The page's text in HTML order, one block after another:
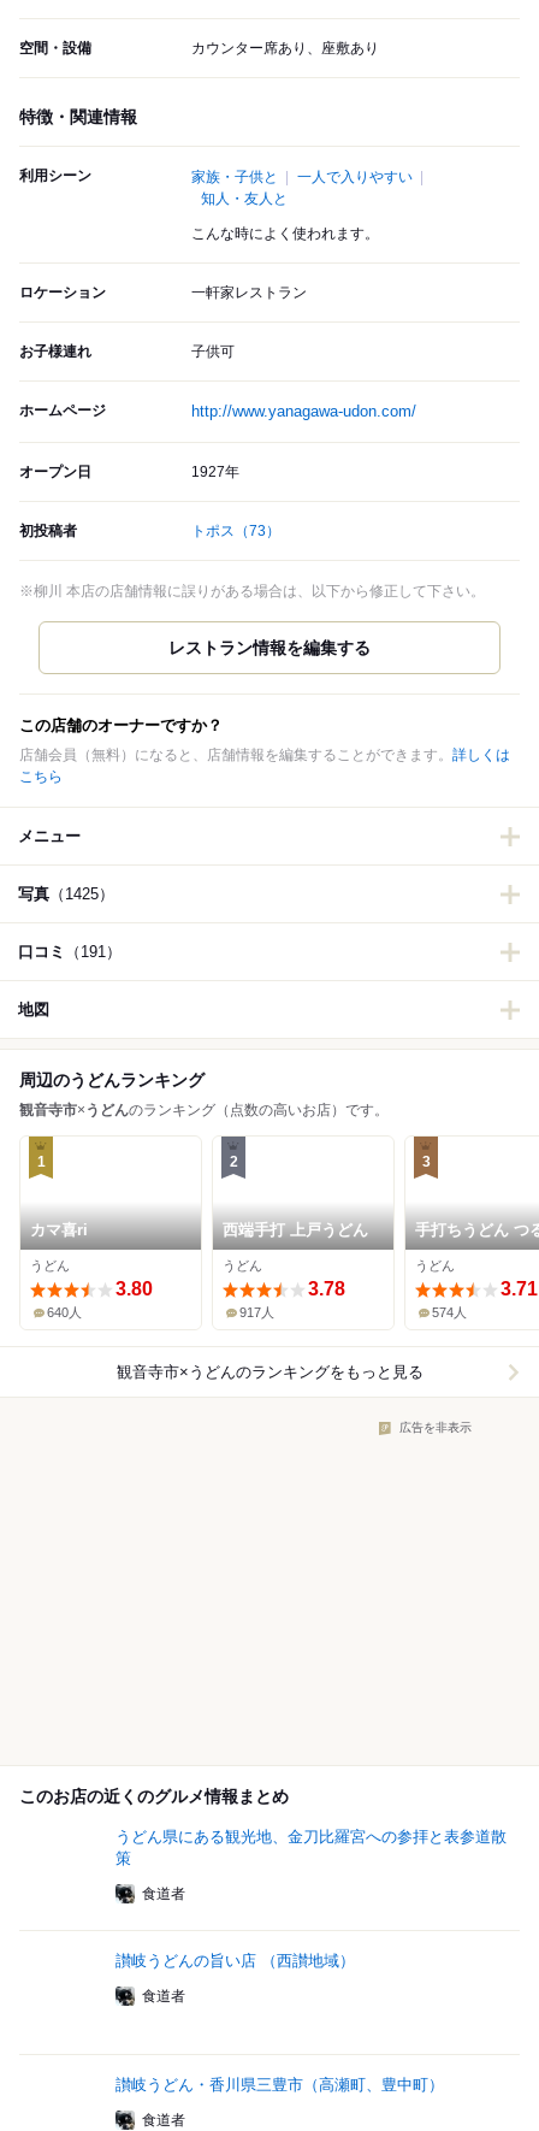
空間・設備 カウンター席あり、座敷あり
特徴・関連情報
利用シーン 家族・子供と
一人で入りやすい
知人・友人と
こんな時によく使われます。
ロケーション 一軒家レストラン
お子様連れ 子供可
ホームページ http://www.yanagawa-udon.com/
オープン日 1927年
初投稿者 トポス （73）
※柳川 本店の店舗情報に誤りがある場合は、以下から修正して下さい。
この店舗のオーナーですか？
店舗会員（無料）になると、店舗情報を編集することができます。 詳しくは
こちら
メニュー
写真 （1425）
口コミ （191）
地図
周辺のうどんランキング
観音寺市× うどんのランキング（点数の高いお店）です。
1
カマ喜ri
うどん
3.80
640人
2
西端手打 上戸うどん
うどん
3.78
917人
3
手打ちうどん つ
うどん
3.71
574人
観音寺市×うどんのランキングをもっと見る
広告を非表示
このお店の近くのグルメ情報まとめ
うどん県にある観光地、金刀比羅宮への参拝と表参道散
策
食道者
讃岐うどんの旨い店 （西讃地域）
食道者
讃岐うどん・香川県三豊市（高瀬町、豊中町）
食道者